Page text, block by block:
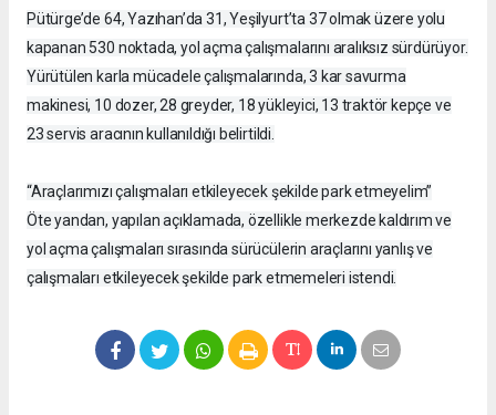
Pütürge’de 64, Yazıhan’da 31, Yeşilyurt’ta 37 olmak üzere yolu
kapanan 530 noktada, yol açma çalışmalarını aralıksız sürdürüyor.
Yürütülen karla mücadele çalışmalarında, 3 kar savurma
makinesi, 10 dozer, 28 greyder, 18 yükleyici, 13 traktör kepçe ve
23 servis aracının kullanıldığı belirtildi.
“Araçlarımızı çalışmaları etkileyecek şekilde park etmeyelim”
Öte yandan, yapılan açıklamada, özellikle merkezde kaldırım ve
yol açma çalışmaları sırasında sürücülerin araçlarını yanlış ve
çalışmaları etkileyecek şekilde park etmemeleri istendi.